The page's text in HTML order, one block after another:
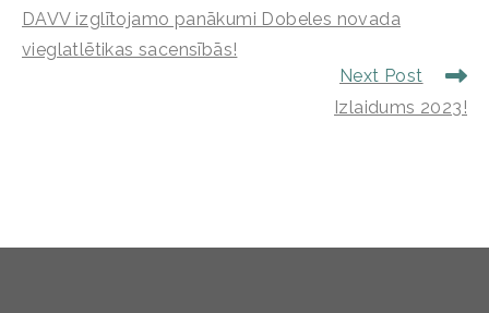
DAVV izglītojamo panākumi Dobeles novada
vieglatlētikas sacensībās!
Next Post
Izlaidums 2023!